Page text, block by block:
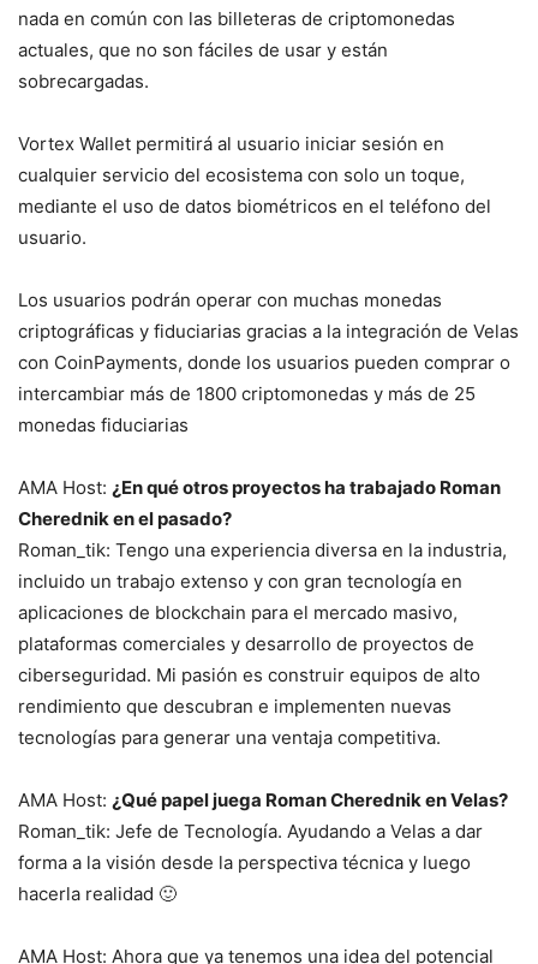
nada en común con las billeteras de criptomonedas
actuales, que no son fáciles de usar y están
sobrecargadas.
Vortex Wallet permitirá al usuario iniciar sesión en
cualquier servicio del ecosistema con solo un toque,
mediante el uso de datos biométricos en el teléfono del
usuario.
Los usuarios podrán operar con muchas monedas
criptográficas y fiduciarias gracias a la integración de Velas
con CoinPayments, donde los usuarios pueden comprar o
intercambiar más de 1800 criptomonedas y más de 25
monedas fiduciarias
AMA Host: ¿En qué otros proyectos ha trabajado Roman
Cherednik en el pasado?
Roman_tik: Tengo una experiencia diversa en la industria,
incluido un trabajo extenso y con gran tecnología en
aplicaciones de blockchain para el mercado masivo,
plataformas comerciales y desarrollo de proyectos de
ciberseguridad. Mi pasión es construir equipos de alto
rendimiento que descubran e implementen nuevas
tecnologías para generar una ventaja competitiva.
AMA Host: ¿Qué papel juega Roman Cherednik en Velas?
Roman_tik: Jefe de Tecnología. Ayudando a Velas a dar
forma a la visión desde la perspectiva técnica y luego
hacerla realidad 🙂
AMA Host: Ahora que ya tenemos una idea del potencial